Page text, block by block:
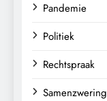
Pandemie
Politiek
Rechtspraak
Samenzwering